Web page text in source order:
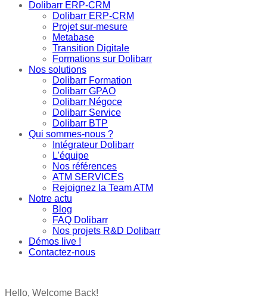
Dolibarr ERP-CRM
Dolibarr ERP-CRM
Projet sur-mesure
Metabase
Transition Digitale
Formations sur Dolibarr
Nos solutions
Dolibarr Formation
Dolibarr GPAO
Dolibarr Négoce
Dolibarr Service
Dolibarr BTP
Qui sommes-nous ?
Intégrateur Dolibarr
L’équipe
Nos références
ATM SERVICES
Rejoignez la Team ATM
Notre actu
Blog
FAQ Dolibarr
Nos projets R&D Dolibarr
Démos live !
Contactez-nous
Hello, Welcome Back!